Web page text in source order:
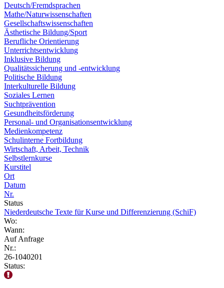
Deutsch/Fremdsprachen
Mathe/Naturwissenschaften
Gesellschaftswissenschaften
Ästhetische Bildung/Sport
Berufliche Orientierung
Unterrichtsentwicklung
Inklusive Bildung
Qualitätssicherung und -entwicklung
Politische Bildung
Interkulturelle Bildung
Soziales Lernen
Suchtprävention
Gesundheitsförderung
Personal- und Organisationsentwicklung
Medienkompetenz
Schulinterne Fortbildung
Wirtschaft, Arbeit, Technik
Selbstlernkurse
Kurstitel
Ort
Datum
Nr.
Status
Niederdeutsche Texte für Kurse und Differenzierung (SchiF)
Wo:
Wann:
Auf Anfrage
Nr.:
26-1040201
Status: